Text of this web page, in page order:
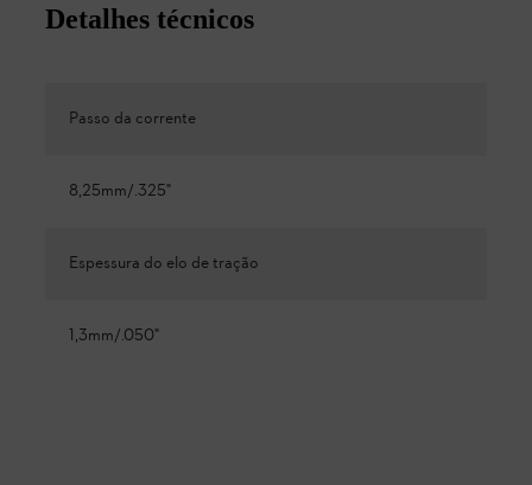
Detalhes técnicos
Passo da corrente
8,25mm/.325"
Espessura do elo de tração
1,3mm/.050"